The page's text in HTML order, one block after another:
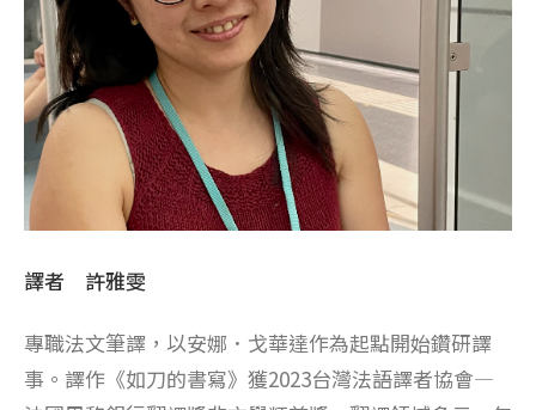
譯者 許雅雯
專職法文筆譯，以安娜．戈華達作為起點開始鑽研譯
事。譯作《如刀的書寫》獲2023台灣法語譯者協會—